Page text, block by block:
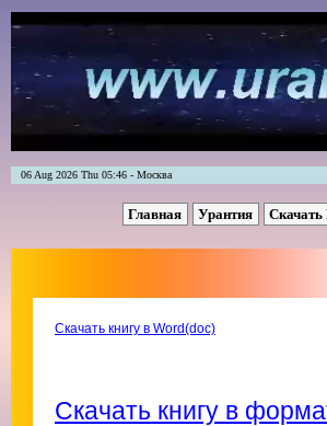
06 Aug 2026 Thu 05:46 - Москва
Главная Урантия Скачать
Скачать книгу в Word(doc)
Скачать книгу в